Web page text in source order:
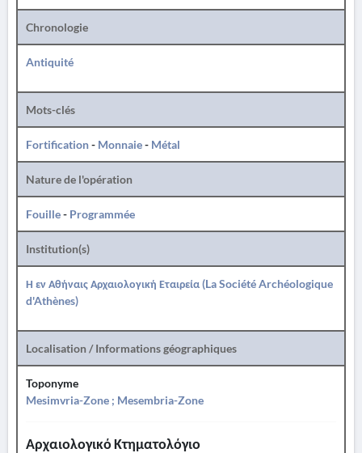
Chronologie
Antiquité
Mots-clés
Fortification- Monnaie- Métal
Nature de l'opération
Fouille- Programmée
Institution(s)
Η εν Αθήναις Αρχαιολογική Εταιρεία (La Société Archéologique
d'Athènes)
Localisation / Informations géographiques
Toponyme
Mesimvria-Zone ; Mesembria-Zone
Αρχαιολογικό Κτηματολόγιο